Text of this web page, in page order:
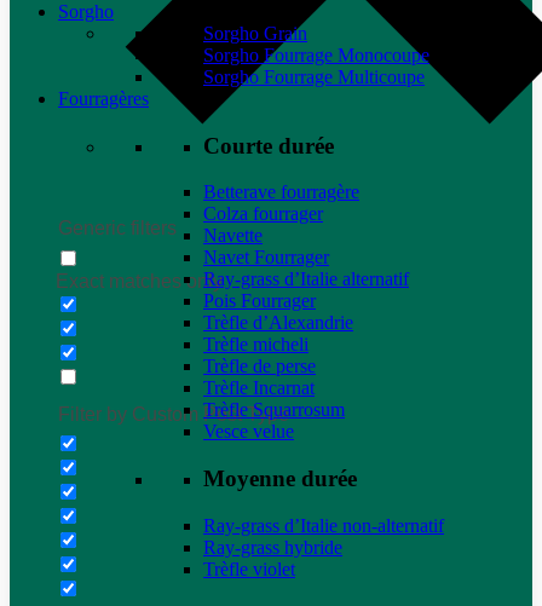
Generic filters
Exact matches only
Filter by Custom Post Type
Sorgho
Sorgho Grain
Sorgho Fourrage Monocoupe
Sorgho Fourrage Multicoupe
Fourragères
Courte durée
Betterave fourragère
Colza fourrager
Navette
Navet Fourrager
Ray-grass d’Italie alternatif
Pois Fourrager
Trèfle d’Alexandrie
Trèfle micheli
Trèfle de perse
Trèfle Incarnat
Trèfle Squarrosum
Vesce velue
Moyenne durée
Ray-grass d’Italie non-alternatif
Ray-grass hybride
Trèfle violet